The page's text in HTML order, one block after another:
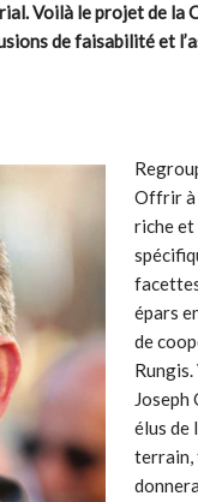
Voilà le projet de la
de faisabilité et
Offrir à
riche et
épars
de
Rungis.
Joseph
élus de
terrain,